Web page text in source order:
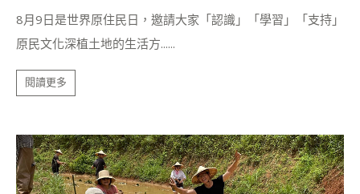
8月9日是世界原住民日，邀請大家「認識」「學習」「支持」
原民文化深植土地的生活方......
閱讀更多